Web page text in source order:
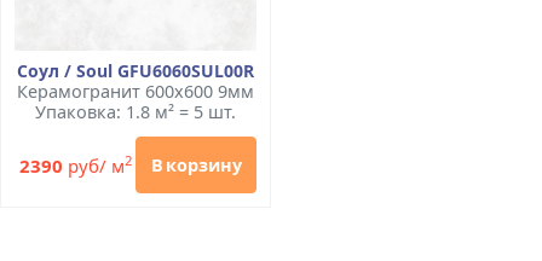
Соул / Soul GFU6060SUL00R
Керамогранит 600x600 9мм
Упаковка: 1.8 м² = 5 шт.
2390 руб/ м2 В корзину